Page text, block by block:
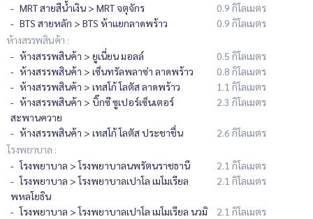
MRT สายสีน้ำเงิน > MRT จตุจักร
0.9 กิโลเมตร
BTS สายหลัก > BTS ห้าแยกลาดพร้าว
0.9 กิโลเมตร
ห้างสรรพสินค้า :
ห้างสรรพสินค้า > ยูเนี่ยน มอลล์
0.5 กิโลเมตร
ห้างสรรพสินค้า > เซ็นทรัลพลาซ่า ลาดพร้าว
0.8 กิโลเมตร
ห้างสรรพสินค้า > เทสโก้ โลตัส ลาดพร้าว
1.1 กิโลเมตร
ห้างสรรพสินค้า > บิ๊กซี ซูเปอร์เซ็นเตอร์
สะพานควาย
2.3 กิโลเมตร
ห้างสรรพสินค้า > เทสโก้ โลตัส ประชาชื่น
2.6 กิโลเมตร
โรงพยาบาล :
โรงพยาบาล > โรงพยาบาลนพรัตนราชธานี
2.1 กิโลเมตร
โรงพยาบาล > โรงพยาบาลเปาโล เมโมเรียล
พหลโยธิน
2.1 กิโลเมตร
โรงพยาบาล > โรงพยาบาลเปาโล เมโมเรียล นวมิ
2.1 กิโลเมตร